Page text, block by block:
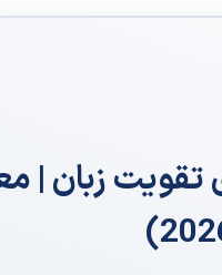
تقویت زبان |